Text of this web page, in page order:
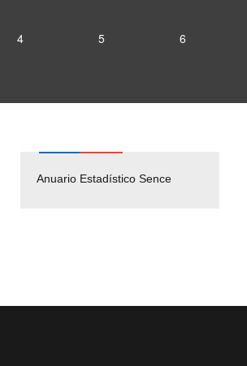
4 5 6
Anuario Estadístico Sence
Solicitud Audiencias y